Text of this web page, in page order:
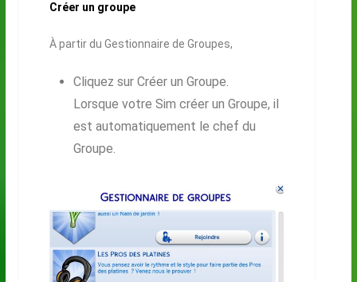
Créer un groupe
À partir du Gestionnaire de Groupes,
Cliquez sur Créer un Groupe.
Lorsque votre Sim créer un Groupe, il
est automatiquement le chef du
Groupe.